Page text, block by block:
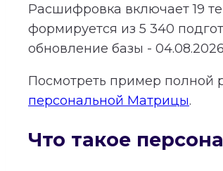
Расшифровка включает19
формируется из 5 340
обновление базы -
Посмотреть пример полной
персональной Матрицы.
Что такое